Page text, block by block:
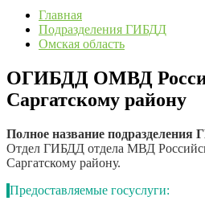
Главная
Подразделения ГИБДД
Омская область
ОГИБДД ОМВД
Саргатскому району
Полное название
Отдел ГИБДД отдела МВД
Саргатскому району.
Предоставляемые госуслуги: